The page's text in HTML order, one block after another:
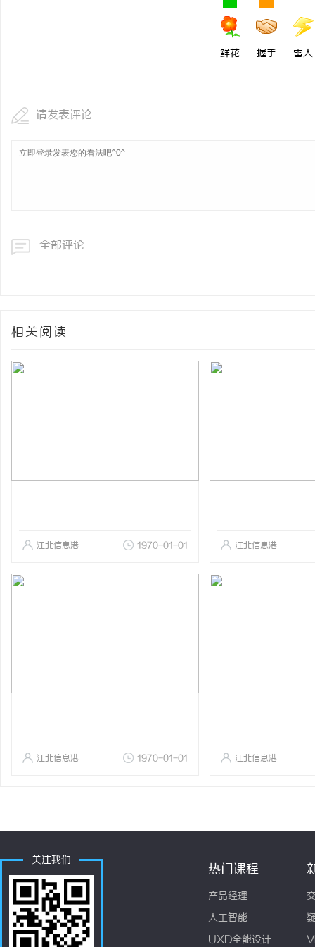
鲜花 握手 雷人
请发表评论
全部评论
相关阅读
江北信息港 1970-01-01 江北信息港
江北信息港 1970-01-01 江北信息港
关注我们
热门课程
产品经理
人工智能
UXD全能设计